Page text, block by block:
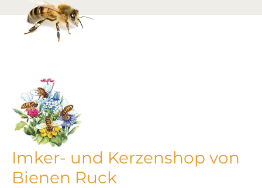
Imker- und Kerzenshop von
Bienen Ruck